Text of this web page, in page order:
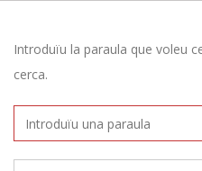
Introduïu la paraula que voleu
cerca.